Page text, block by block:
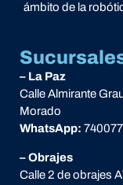
ámbito de la
– La Paz
Calle Almirante
Morado
WhatsApp:
– Obrajes
Calle 2 de obrajes